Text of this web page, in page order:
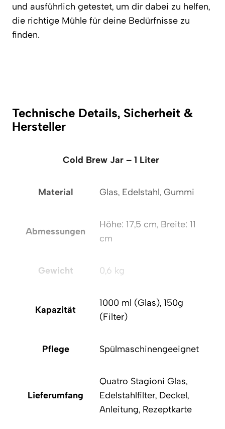
und ausführlich getestet, um dir dabei zu helfen,
die richtige Mühle für deine Bedürfnisse zu
finden.
Technische Details, Sicherheit &
Hersteller
Cold Brew Jar – 1 Liter
Material Glas, Edelstahl, Gummi
Abmessungen
Höhe: 17,5 cm, Breite: 11
cm
Gewicht 0,6 kg
Kapazität
1000 ml (Glas), 150g
(Filter)
Pflege Spülmaschinengeeignet
Lieferumfang
Quatro Stagioni Glas,
Edelstahlfilter, Deckel,
Anleitung, Rezeptkarte